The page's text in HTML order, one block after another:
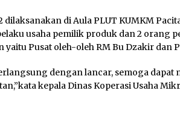
di Aula PLUT KUMKM
usaha pemilik produk dan 2 orang
yaitu Pusat oleh-oleh RM Bu Dzakir dan
dengan lancar, semoga dapat
kepala Dinas Koperasi Usaha